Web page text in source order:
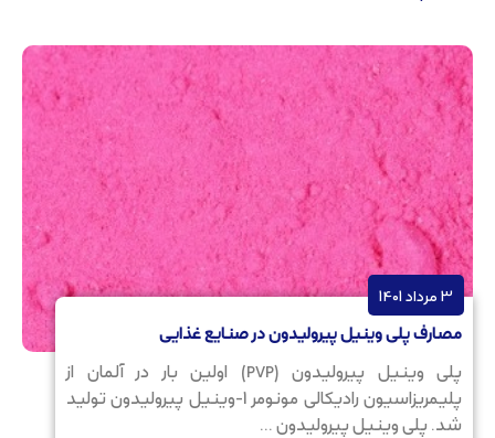
3 مرداد 1401
مصارف پلی وینیل پیرولیدون در صنایع غذایی
پلی وینیل پیرولیدون (PVP) اولین بار در آلمان از
پلیمریزاسیون رادیکالی مونومر 1-وینیل پیرولیدون تولید
شد. پلی وینیل پیرولیدون ...